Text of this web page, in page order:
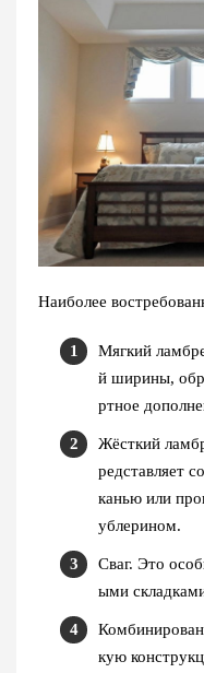
Наиболее
Мягкий
й ширины,
ртное
Жёсткий
редставляет
канью или
ублерином.
Сваг. Это
ыми
кую